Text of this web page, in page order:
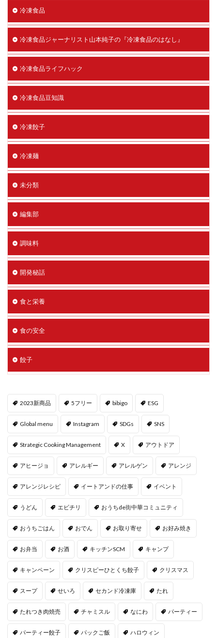
冷凍食品
冷凍食品ジャーナリスト山本純子の『冷凍食品のはなし』
冷凍食品ライフハック
冷凍食品豆知識
冷凍餃子
冷凍麺
未分類
編集部
調味料
開発秘話
食と栄養
食の安全
餃子
2023新商品 5フリー bibigo ESG
Global menu Instagram SDGs SNS
Strategic Cooking Management X アウトドア
アヒージョ アレルギー アレルゲン アレンジ
アレンジレシピ イートアンドの仕事 イベント
うどん エビチリ おうちde街中華コミュニティ
おうちごはん おでん お取り寄せ お好み焼き
お弁当 お酒 キッチンSCM キャンプ
キャンペーン クリスピーひとくち餃子 クリスマス
スープ せいろ セカンド冷凍庫 たれ
たれつき肉焼売 チャミスル なにわ パーティー
パーティー餃子 パックご飯 ハロウィン